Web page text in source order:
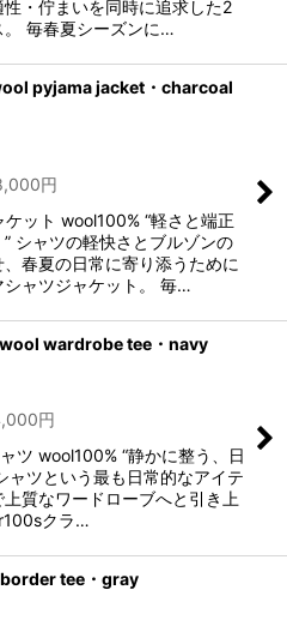
・佇まいを同時に追求した2
。 毎春夏シーズンに…
pyjama jacket・charcoal
円
ット wool100% “軽さと端正
シャツの軽快さとブルゾンの
春夏の日常に寄り添うために
シャツジャケット。 毎…
wardrobe tee・navy
円
ツ wool100% “静かに整う、日
ャツという最も日常的なアイテ
質なワードローブへと引き上
クラ…
tee・gray